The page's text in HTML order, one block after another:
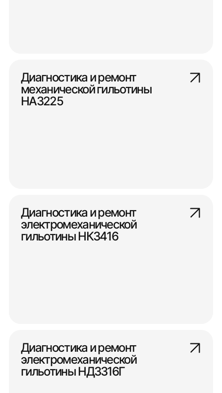
Диагностика и ремонт
механической гильотины
НА3225
Диагностика и ремонт
электромеханической
гильотины НК3416
Диагностика и ремонт
электромеханической
гильотины НД3316Г